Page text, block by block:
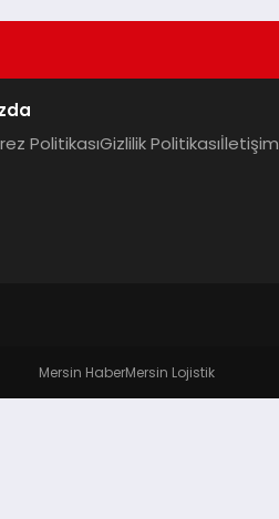
PolitikasıGizlilik Politikasıİletişim
Mersin HaberMersin Lojistik